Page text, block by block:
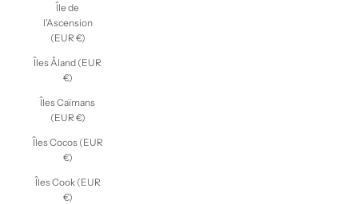
Île de
l’Ascension
(EUR €)
Îles Åland (EUR
€)
Îles Caïmans
(EUR €)
Îles Cocos (EUR
€)
Îles Cook (EUR
€)